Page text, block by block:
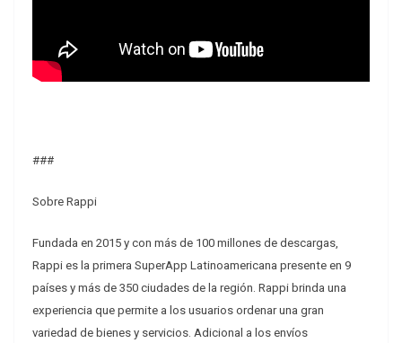
###
Sobre Rappi
Fundada en 2015 y con más de 100 millones de descargas,
Rappi es la primera SuperApp Latinoamericana presente en 9
países y más de 350 ciudades de la región. Rappi brinda una
experiencia que permite a los usuarios ordenar una gran
variedad de bienes y servicios. Adicional a los envíos